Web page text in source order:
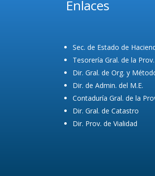
Enlaces
Sec. de Estado de
Tesorería Gral. de la Prov.
Dir. Gral. de Org. y
Dir. de Admin. del M.E.
Contaduría Gral. de la
Dir. Gral. de Catastro
Dir. Prov. de Vialidad